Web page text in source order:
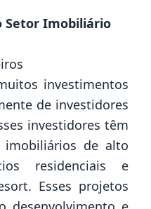
Setor Imobiliário
investimentos
de investidores
investidores têm
de alto
residenciais e
Esses projetos